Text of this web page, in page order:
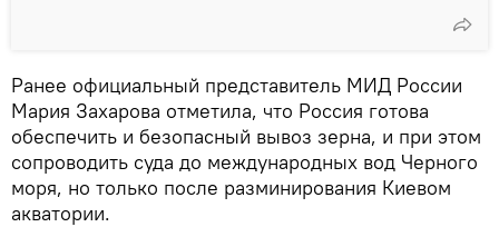
Ранее официальный представитель МИД России
Мария Захарова отметила, что Россия готова
обеспечить и безопасный вывоз зерна, и при этом
сопроводить суда до международных вод Черного
моря, но только после разминирования Киевом
акватории.